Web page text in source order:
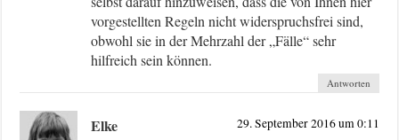
vorgestellten Regeln nicht widerspruchsfrei sind,
obwohl sie in der Mehrzahl der „Fälle“ sehr
hilfreich sein können.
Antworten
Elke 29. September 2016 um 0:11